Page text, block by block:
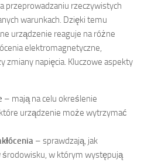
przeprowadzaniu rzeczywistych
warunkach. Dzięki temu
urządzenie reaguje na różne
elektromagnetyczne,
zmiany napięcia. Kluczowe aspekty
– mają na celu określenie
urządzenie może wytrzymać
– sprawdzają, jak
środowisku, w którym występują